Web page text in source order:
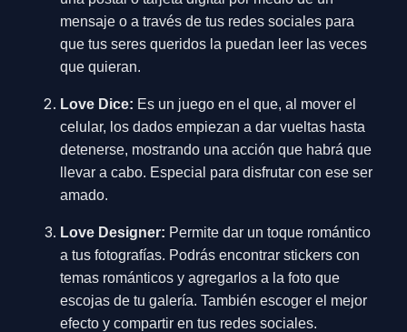
mensaje o a través de tus redes sociales para
que tus seres queridos la puedan leer las veces
que quieran.
Love Dice: Es un juego en el que, al mover el
celular, los dados empiezan a dar vueltas hasta
detenerse, mostrando una acción que habrá que
llevar a cabo. Especial para disfrutar con ese ser
amado.
Love Designer: Permite dar un toque romántico
a tus fotografías. Podrás encontrar stickers con
temas románticos y agregarlos a la foto que
escojas de tu galería. También escoger el mejor
efecto y compartir en tus redes sociales.